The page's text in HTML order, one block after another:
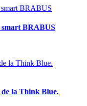
smart BRABUS
la Think Blue.